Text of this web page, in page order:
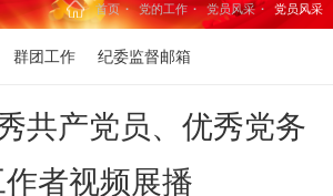
首页 党的工作 党员风采 党员风采
群团工作 纪委监督邮箱
共产党员、优秀党务
者视频展播